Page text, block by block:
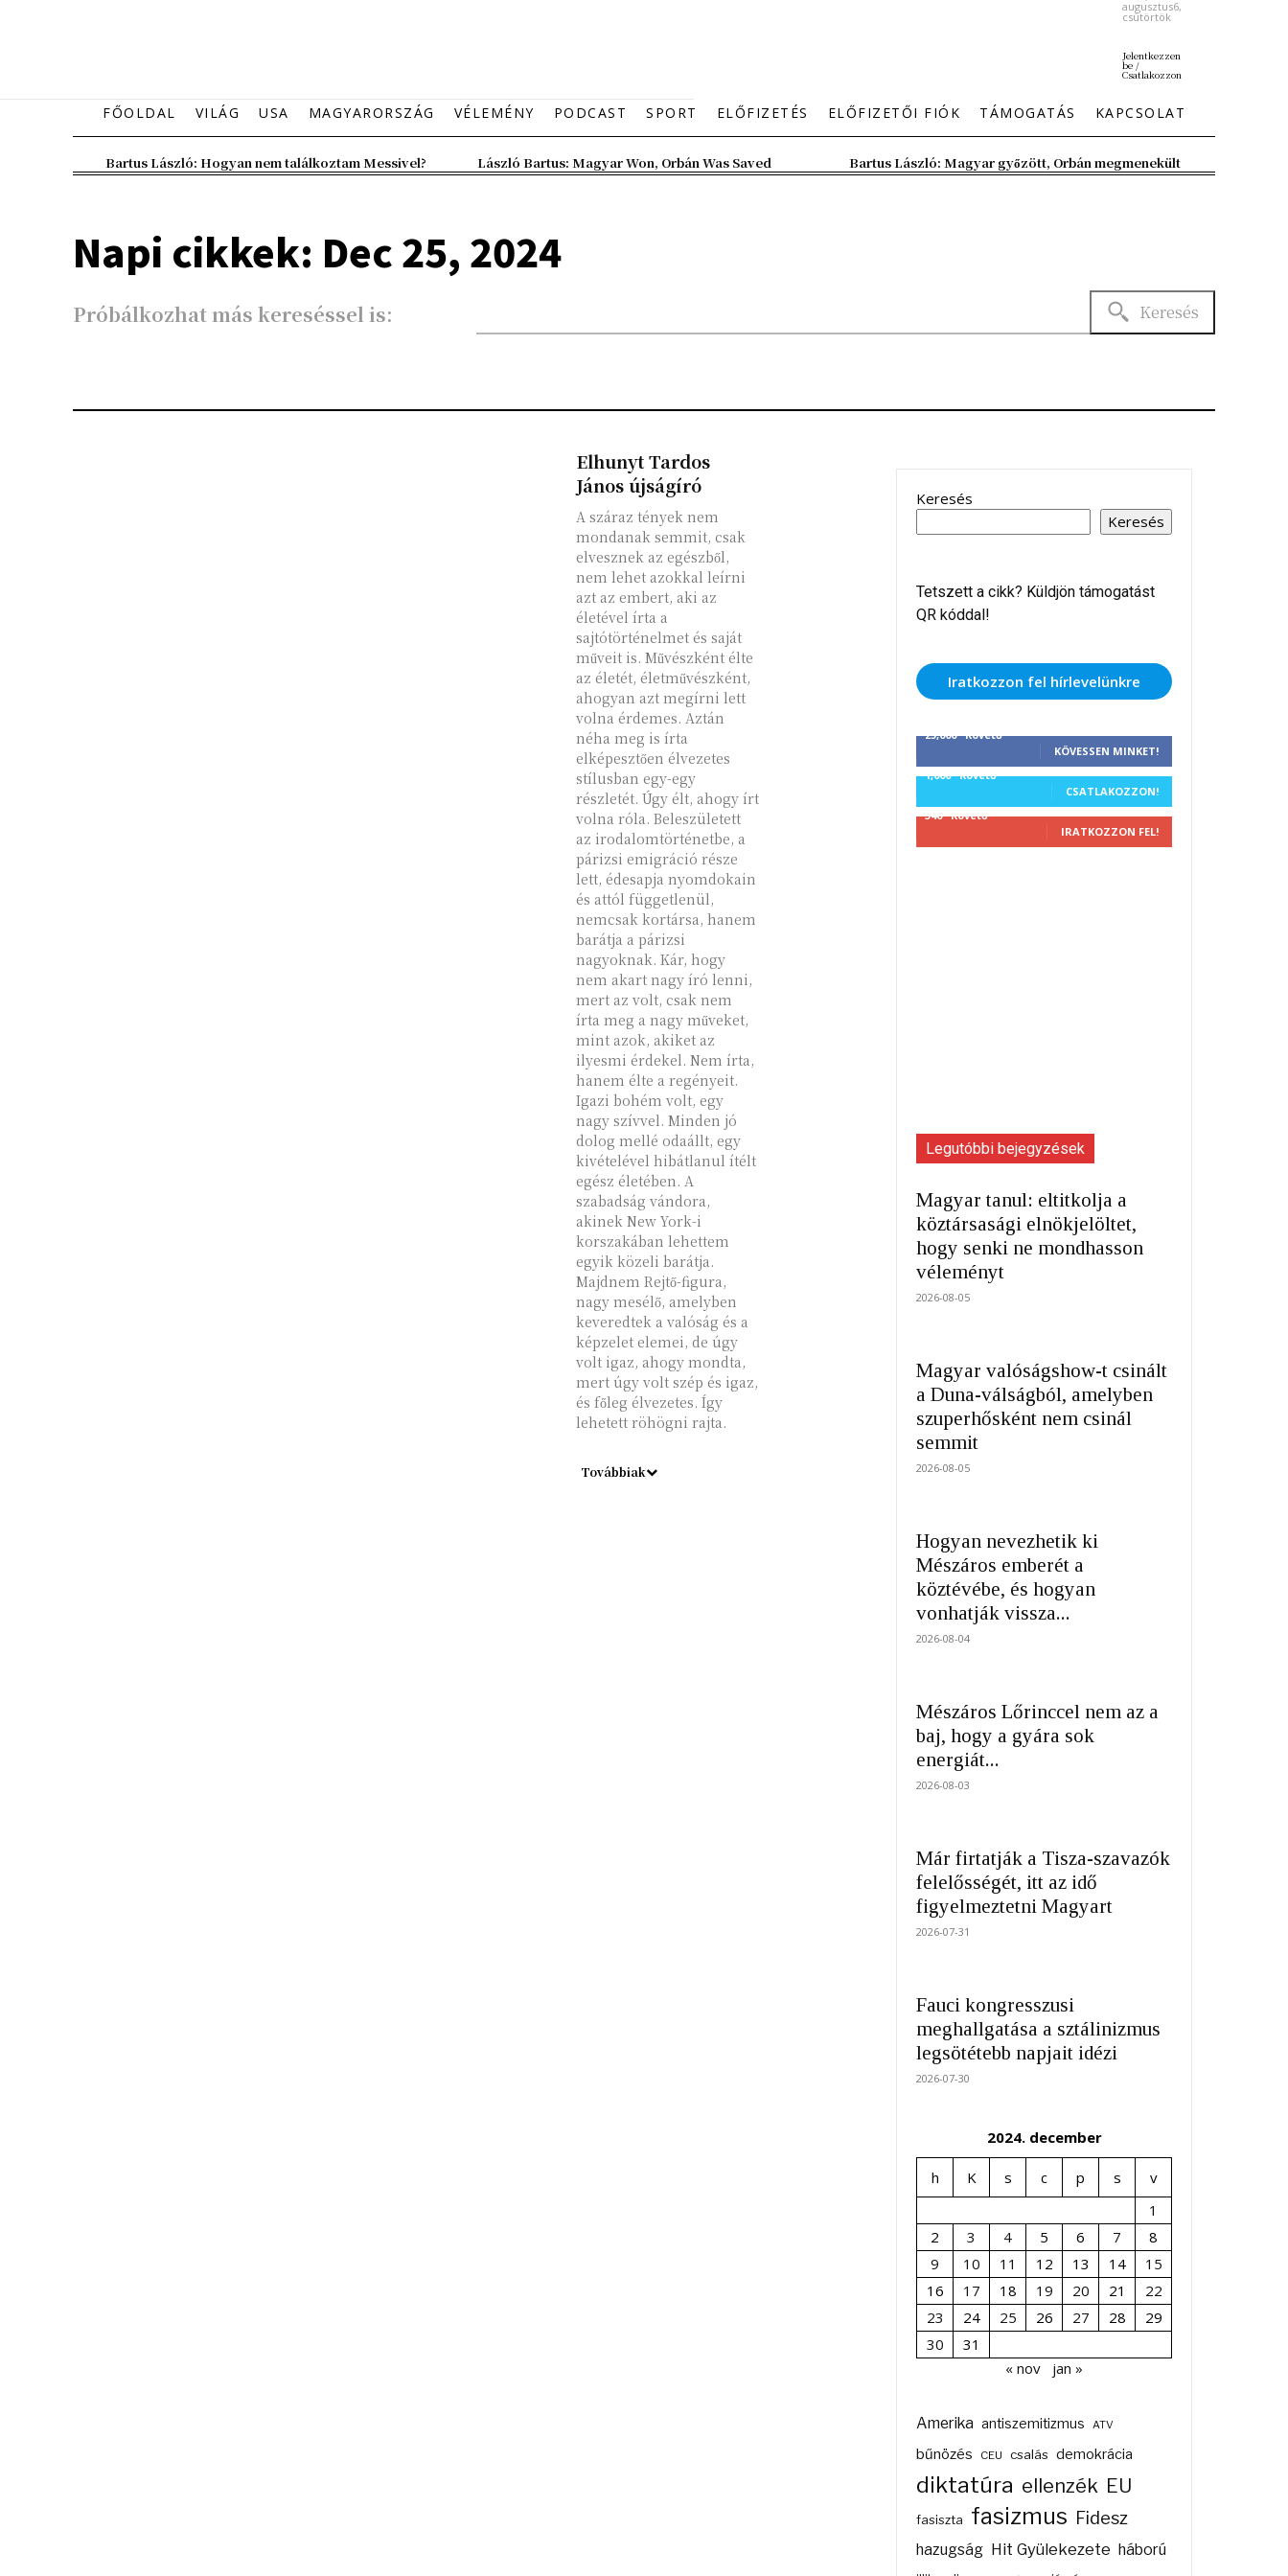
augusztus6,
csütörtök
Jelentkezzen
be /
Csatlakozzon
FŐOLDAL VILÁG USA MAGYARORSZÁG VÉLEMÉNY PODCAST SPORT ELŐFIZETÉS ELŐFIZETŐI FIÓK TÁMOGATÁS KAPCSOLAT
Bartus László: Hogyan nem találkoztam Messivel? László Bartus: Magyar Won, Orbán Was Saved Bartus László: Magyar győzött, Orbán megmenekült
Napi cikkek: Dec 25, 2024
Próbálkozhat más kereséssel is: Keresés
Elhunyt Tardos
János újságíró
A száraz tények nem
mondanak semmit, csak
elvesznek az egészből,
nem lehet azokkal leírni
azt az embert, aki az
életével írta a
sajtótörténelmet és saját
műveit is. Művészként élte
az életét, életművészként,
ahogyan azt megírni lett
volna érdemes. Aztán
néha meg is írta
elképesztően élvezetes
stílusban egy-egy
részletét. Úgy élt, ahogy írt
volna róla. Beleszületett
az irodalomtörténetbe, a
párizsi emigráció része
lett, édesapja nyomdokain
és attól függetlenül,
nemcsak kortársa, hanem
barátja a párizsi
nagyoknak. Kár, hogy
nem akart nagy író lenni,
mert az volt, csak nem
írta meg a nagy műveket,
mint azok, akiket az
ilyesmi érdekel. Nem írta,
hanem élte a regényeit.
Igazi bohém volt, egy
nagy szívvel. Minden jó
dolog mellé odaállt, egy
kivételével hibátlanul ítélt
egész életében. A
szabadság vándora,
akinek New York-i
korszakában lehettem
egyik közeli barátja.
Majdnem Rejtő-figura,
nagy mesélő, amelyben
keveredtek a valóság és a
képzelet elemei, de úgy
volt igaz, ahogy mondta,
mert úgy volt szép és igaz,
és főleg élvezetes. Így
lehetett röhögni rajta.
Továbbiak
Keresés
Keresés
Tetszett a cikk? Küldjön támogatást
QR kóddal!
Iratkozzon fel hírlevelünkre
25,000 Követő
KÖVESSEN MINKET!
1,000 Követő
CSATLAKOZZON!
340 Követő
IRATKOZZON FEL!
Legutóbbi bejegyzések
Magyar tanul: eltitkolja a
köztársasági elnökjelöltet,
hogy senki ne mondhasson
véleményt
2026-08-05
Magyar valóságshow-t csinált
a Duna-válságból, amelyben
szuperhősként nem csinál
semmit
2026-08-05
Hogyan nevezhetik ki
Mészáros emberét a
köztévébe, és hogyan
vonhatják vissza...
2026-08-04
Mészáros Lőrinccel nem az a
baj, hogy a gyára sok
energiát...
2026-08-03
Már firtatják a Tisza-szavazók
felelősségét, itt az idő
figyelmeztetni Magyart
2026-07-31
Fauci kongresszusi
meghallgatása a sztálinizmus
legsötétebb napjait idézi
2026-07-30
2024. december
h K s c p s
v
1
2
3 4 5 6 7
8
9
10 11 12 13 14
15
16
17 18 19 20 21
22
23
24 25 26 27 28
29
30
31
« nov
jan »
Amerika antiszemitizmus ATV
bűnözés CEU csalás demokrácia
diktatúra ellenzék EU
fasiszta fasizmus Fidesz
hazugság Hit Gyülekezete háború